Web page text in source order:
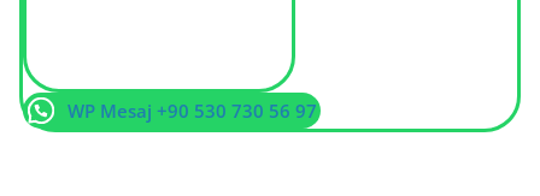
WP Mesaj +90 530 730 56 97